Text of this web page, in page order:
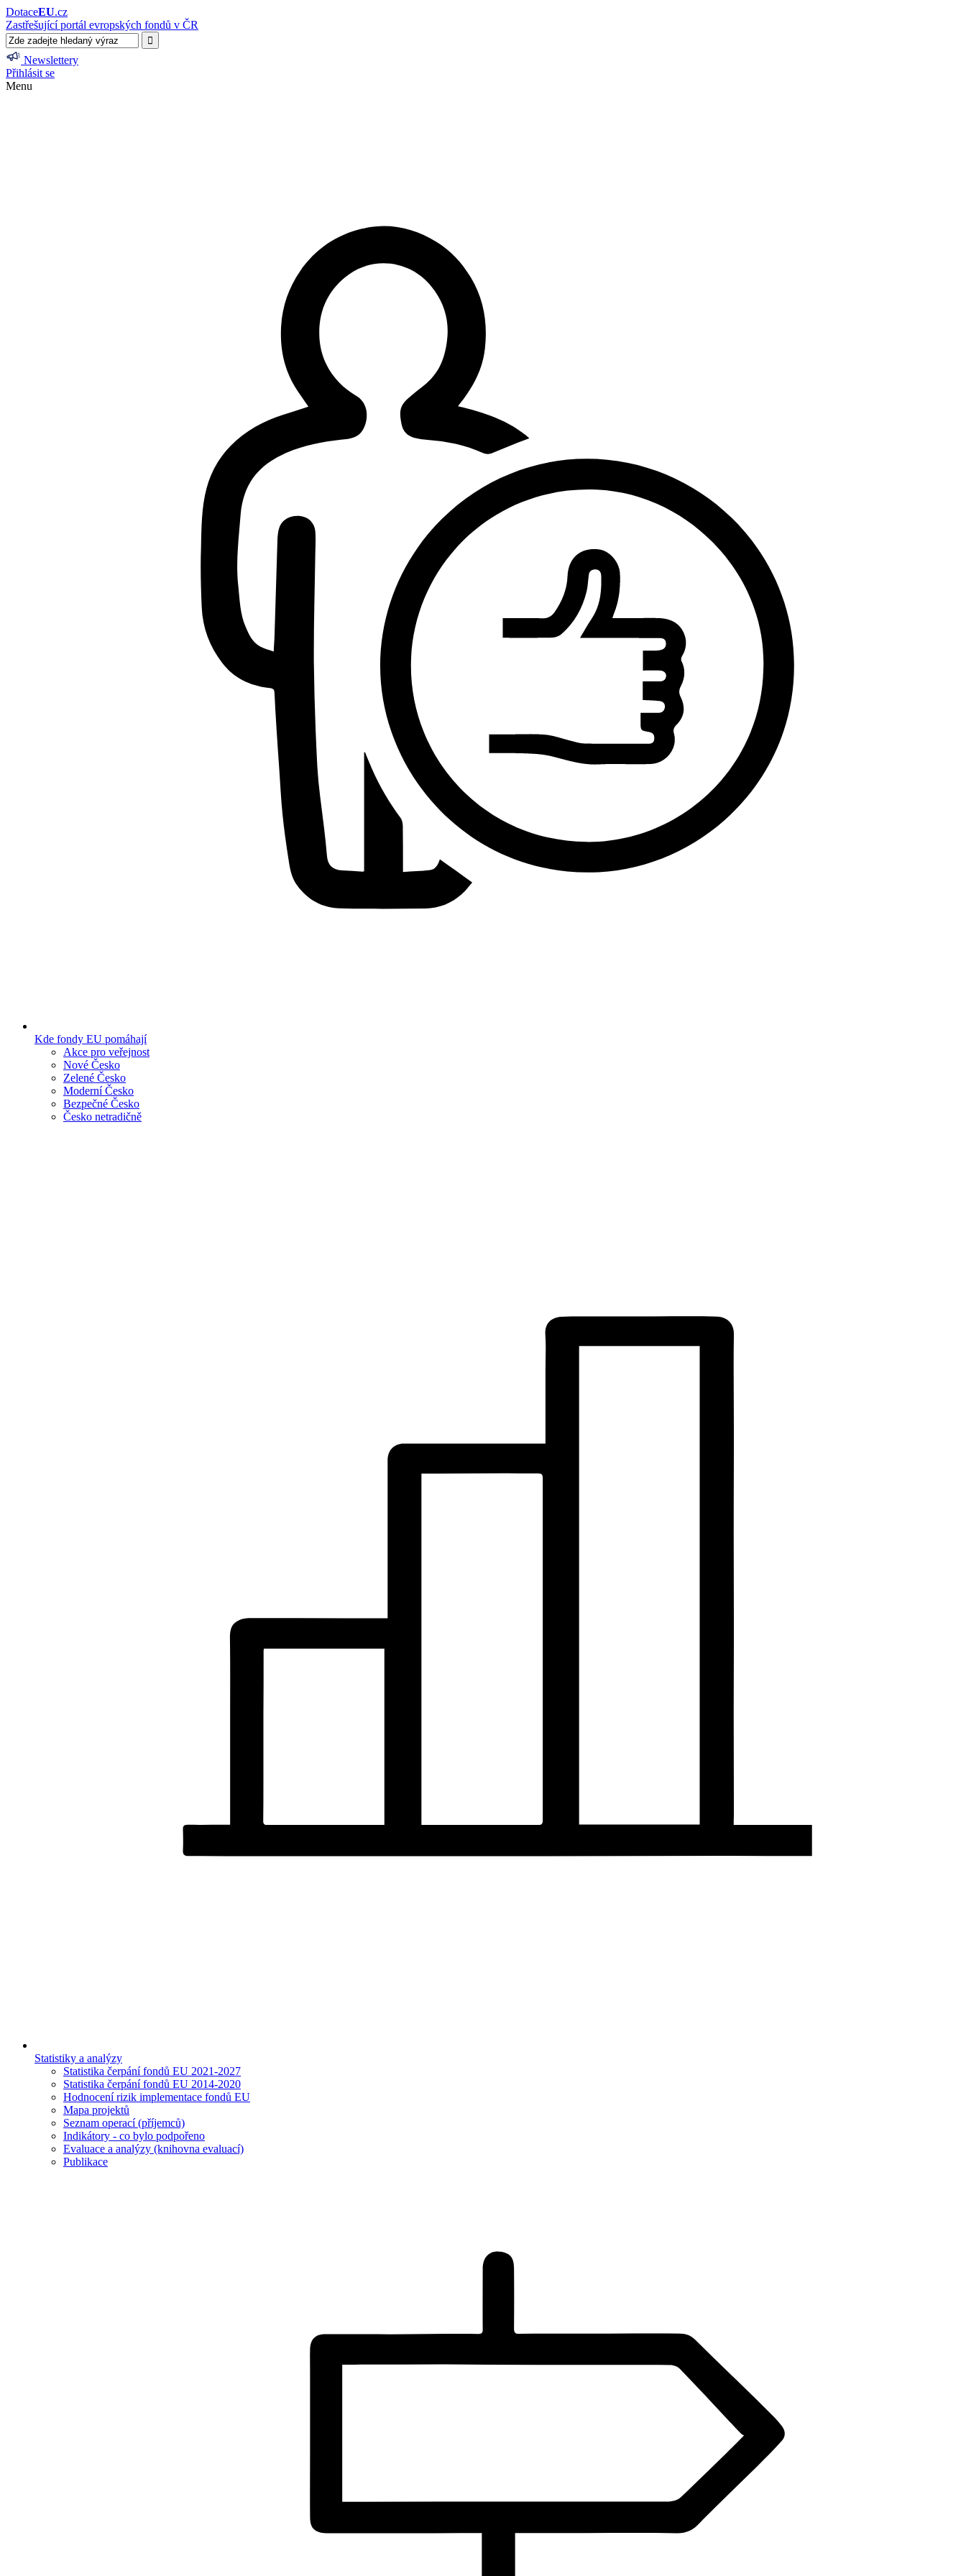
DotaceEU.cz
Zastřešující portál evropských fondů v ČR
Newslettery
Přihlásit se
Menu
Kde fondy EU pomáhají
Akce pro veřejnost
Nové Česko
Zelené Česko
Moderní Česko
Bezpečné Česko
Česko netradičně
Statistiky a analýzy
Statistika čerpání fondů EU 2021-2027
Statistika čerpání fondů EU 2014-2020
Hodnocení rizik implementace fondů EU
Mapa projektů
Seznam operací (příjemců)
Indikátory - co bylo podpořeno
Evaluace a analýzy (knihovna evaluací)
Publikace